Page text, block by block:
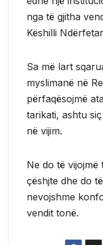
nga të gjitha
Këshilli
Sa më lart
myslimanë në
përfaqësojmë
tarikati, ashtu
në vijim.
Ne do të vijojmë
çëshjte dhe do
nevojshme
vendit tonë.